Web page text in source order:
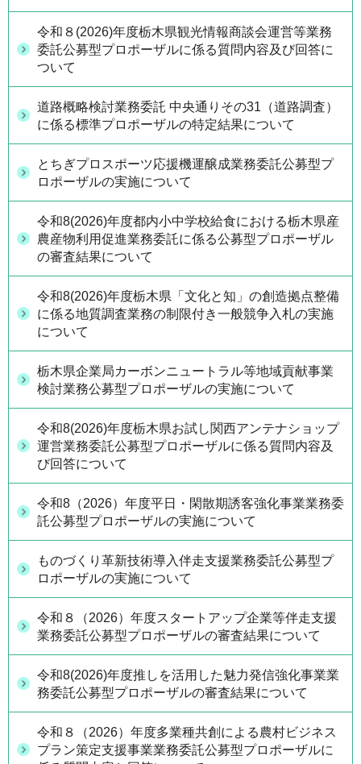
令和８(2026)年度栃木県観光情報商談会運営等業務
委託公募型プロポーザルに係る質問内容及び回答に
ついて
道路概略検討業務委託 中央通りその31（道路調査）
に係る標準プロポーザルの特定結果について
とちぎプロスポーツ応援機運醸成業務委託公募型プ
ロポーザルの実施について
令和8(2026)年度都内小中学校給食における栃木県産
農産物利用促進業務委託に係る公募型プロポーザル
の審査結果について
令和8(2026)年度栃木県「文化と知」の創造拠点整備
に係る地質調査業務の制限付き一般競争入札の実施
について
栃木県企業局カーボンニュートラル等地域貢献事業
検討業務公募型プロポーザルの実施について
令和8(2026)年度栃木県お試し関西アンテナショップ
運営業務委託公募型プロポーザルに係る質問内容及
び回答について
令和8（2026）年度平日・閑散期誘客強化事業業務委
託公募型プロポーザルの実施について
ものづくり革新技術導入伴走支援業務委託公募型プ
ロポーザルの実施について
令和８（2026）年度スタートアップ企業等伴走支援
業務委託公募型プロポーザルの審査結果について
令和8(2026)年度推しを活用した魅力発信強化事業業
務委託公募型プロポーザルの審査結果について
令和８（2026）年度多業種共創による農村ビジネス
プラン策定支援事業業務委託公募型プロポーザルに